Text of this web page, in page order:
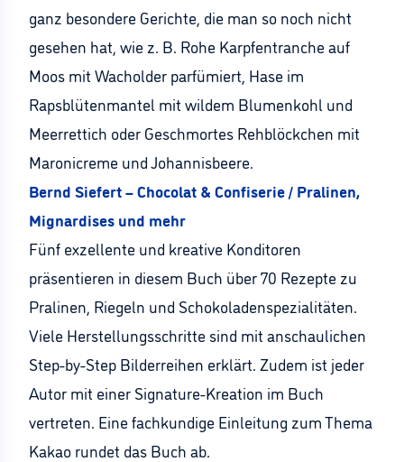
ganz besondere Gerichte, die man so noch nicht
gesehen hat, wie z. B. Rohe Karpfentranche auf
Moos mit Wacholder parfümiert, Hase im
Rapsblütenmantel mit wildem Blumenkohl und
Meerrettich oder Geschmortes Rehblöckchen mit
Maronicreme und Johannisbeere.
Bernd Siefert – Chocolat & Confiserie / Pralinen,
Mignardises und mehr
Fünf exzellente und kreative Konditoren
präsentieren in diesem Buch über 70 Rezepte zu
Pralinen, Riegeln und Schokoladenspezialitäten.
Viele Herstellungsschritte sind mit anschaulichen
Step-by-Step Bilderreihen erklärt. Zudem ist jeder
Autor mit einer Signature-Kreation im Buch
vertreten. Eine fachkundige Einleitung zum Thema
Kakao rundet das Buch ab.